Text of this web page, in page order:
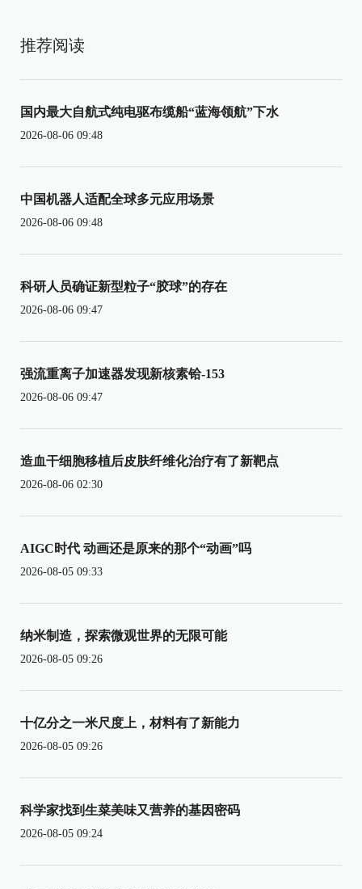
推荐阅读
国内最大自航式纯电驱布缆船“蓝海领航”下水
2026-08-06 09:48
中国机器人适配全球多元应用场景
2026-08-06 09:48
科研人员确证新型粒子“胶球”的存在
2026-08-06 09:47
强流重离子加速器发现新核素铪-153
2026-08-06 09:47
造血干细胞移植后皮肤纤维化治疗有了新靶点
2026-08-06 02:30
AIGC时代 动画还是原来的那个“动画”吗
2026-08-05 09:33
纳米制造，探索微观世界的无限可能
2026-08-05 09:26
十亿分之一米尺度上，材料有了新能力
2026-08-05 09:26
科学家找到生菜美味又营养的基因密码
2026-08-05 09:24